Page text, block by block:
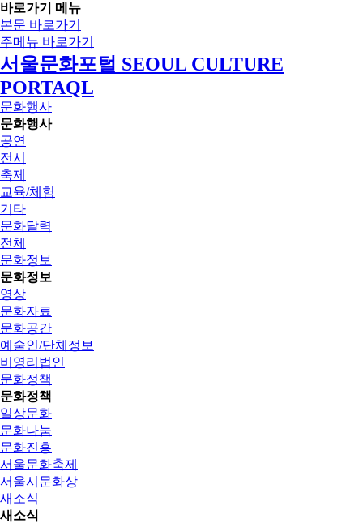
바로가기 메뉴
본문 바로가기
주메뉴 바로가기
서울문화포털 SEOUL CULTURE
PORTAQL
문화행사
문화행사
공연
전시
축제
교육/체험
기타
문화달력
전체
문화정보
문화정보
영상
문화자료
문화공간
예술인/단체정보
비영리법인
문화정책
문화정책
일상문화
문화나눔
문화진흥
서울문화축제
서울시문화상
새소식
새소식